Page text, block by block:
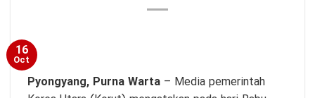
16
Oct
Pyongyang, Purna Warta – Media pemerintah